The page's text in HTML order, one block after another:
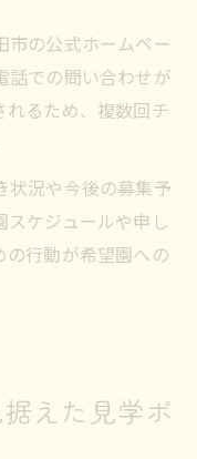
市の公式ホームペー
話での問い合わせが
れるため、複数回チ
状況や今後の募集予
ケジュールや申し
の行動が希望園への
えた見学ポ